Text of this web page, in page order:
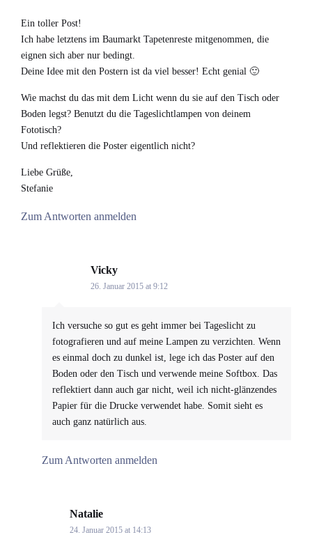
Ein toller Post!
Ich habe letztens im Baumarkt Tapetenreste mitgenommen, die
eignen sich aber nur bedingt.
Deine Idee mit den Postern ist da viel besser! Echt genial 🙂
Wie machst du das mit dem Licht wenn du sie auf den Tisch oder
Boden legst? Benutzt du die Tageslichtlampen von deinem
Fototisch?
Und reflektieren die Poster eigentlich nicht?
Liebe Grüße,
Stefanie
Zum Antworten anmelden
Vicky
26. Januar 2015 at 9:12
Ich versuche so gut es geht immer bei Tageslicht zu
fotografieren und auf meine Lampen zu verzichten. Wenn
es einmal doch zu dunkel ist, lege ich das Poster auf den
Boden oder den Tisch und verwende meine Softbox. Das
reflektiert dann auch gar nicht, weil ich nicht-glänzendes
Papier für die Drucke verwendet habe. Somit sieht es
auch ganz natürlich aus.
Zum Antworten anmelden
Natalie
24. Januar 2015 at 14:13